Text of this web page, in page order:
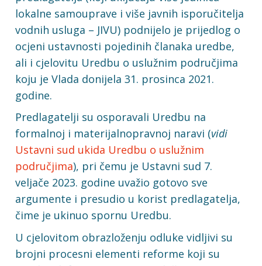
lokalne samouprave i više javnih isporučitelja
vodnih usluga – JIVU) podnijelo je prijedlog o
ocjeni ustavnosti pojedinih članaka uredbe,
ali i cjelovitu Uredbu o uslužnim područjima
koju je Vlada donijela 31. prosinca 2021.
godine.
Predlagatelji su osporavali Uredbu na
formalnoj i materijalnopravnoj naravi (vidi
Ustavni sud ukida Uredbu o uslužnim
područjima), pri čemu je Ustavni sud 7.
veljače 2023. godine uvažio gotovo sve
argumente i presudio u korist predlagatelja,
čime je ukinuo spornu Uredbu.
U cjelovitom obrazloženju odluke vidljivi su
brojni procesni elementi reforme koji su